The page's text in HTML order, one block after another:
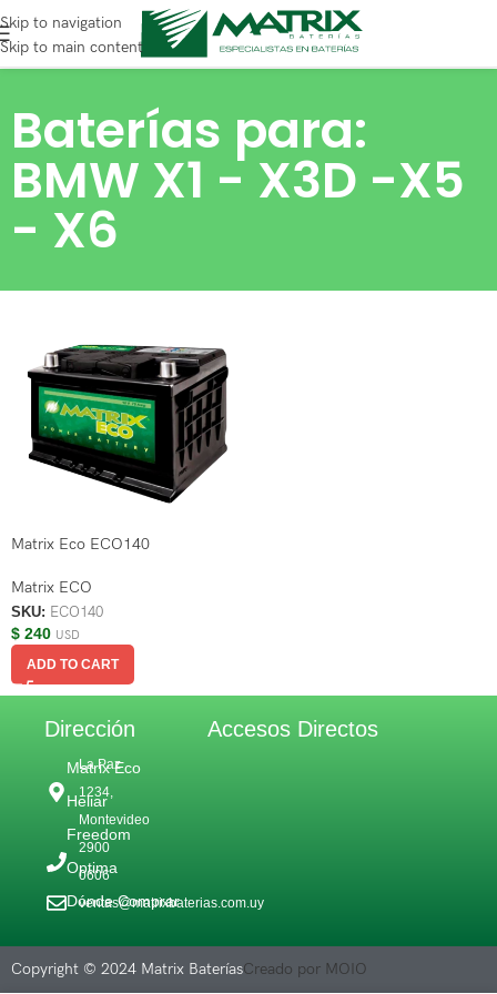
Skip to navigation
Skip to main content
Baterías para:
BMW X1 - X3D -X5
- X6
Matrix Eco ECO140
Matrix ECO
SKU: ECO140
$ 240 USD
ADD TO CART
Dirección
La Paz
1234,
Montevideo
2900
0606
ventas@matrixbaterias.com.uy
Accesos Directos
Matrix Eco
Heliar
Freedom
Optima
Dónde Comprar
Copyright © 2024 Matrix BateríasCreado por MOIO